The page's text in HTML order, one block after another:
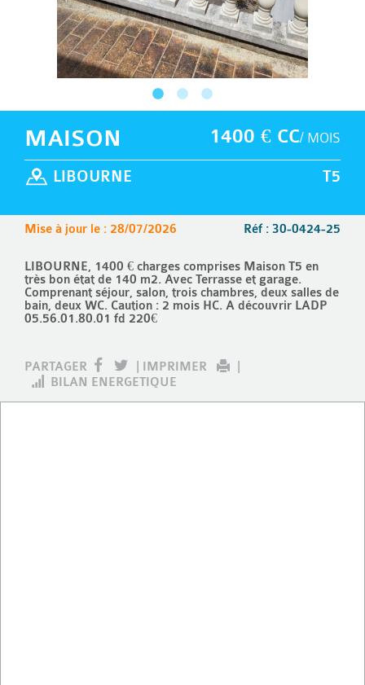
1400 € CC/ MOIS
MAISON
T5
LIBOURNE
Réf : 30-0424-25
Mise à jour le : 28/07/2026
LIBOURNE, 1400 € charges comprises Maison T5 en
très bon état de 140 m2. Avec Terrasse et garage.
Comprenant séjour, salon, trois chambres, deux salles de
bain, deux WC. Caution : 2 mois HC. A découvrir LADP
05.56.01.80.01 fd 220€
PARTAGER IMPRIMER
BILAN ENERGETIQUE